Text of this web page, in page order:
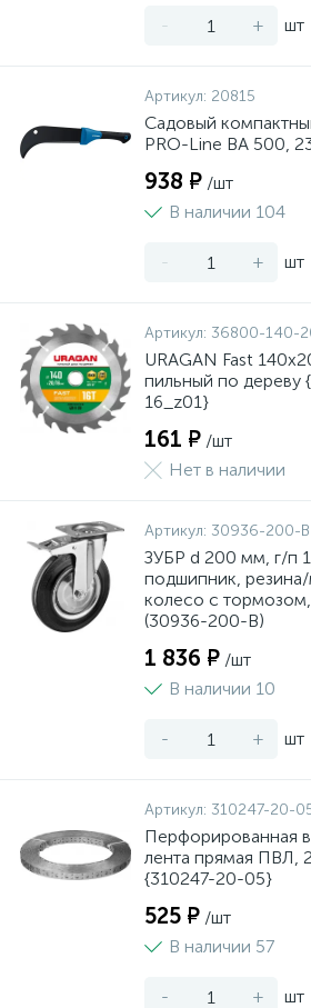
- + шт
Артикул: 20815
Садовый
PRO-Line BA 500,
938 ₽ /шт
В наличии 104
- + шт
Артикул: 36800-140-
URAGAN Fast
пильный по
16_z01}
161 ₽ /шт
Нет в наличии
Артикул: 30936-200-B
ЗУБР d 200 мм, г/п
подшипник,
колесо c
(30936-200-B)
1 836 ₽ /шт
В наличии 10
- + шт
Артикул: 310247-20-
Перфорированная
лента прямая ПВЛ,
{310247-20-05}
525 ₽ /шт
В наличии 57
- + шт